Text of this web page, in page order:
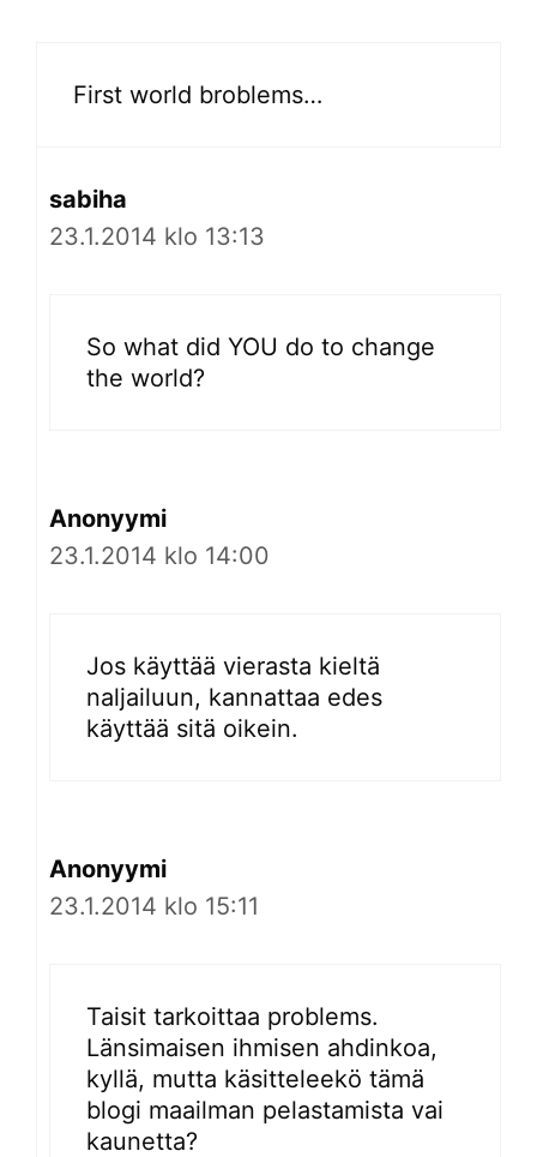
First world broblems…
sabiha
23.1.2014 klo 13:13
So what did YOU do to change
the world?
Anonyymi
23.1.2014 klo 14:00
Jos käyttää vierasta kieltä
naljailuun, kannattaa edes
käyttää sitä oikein.
Anonyymi
23.1.2014 klo 15:11
Taisit tarkoittaa problems.
Länsimaisen ihmisen ahdinkoa,
kyllä, mutta käsitteleekö tämä
blogi maailman pelastamista vai
kaunetta?